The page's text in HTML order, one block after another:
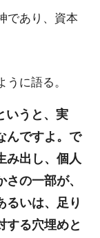
であり、資本
に語る。
いうと、実
んですよ。で
み出し、個人
の一部が、
るいは、足り
する穴埋めと